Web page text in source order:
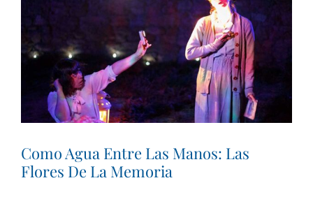
Como Agua Entre Las Manos: Las
Flores De La Memoria